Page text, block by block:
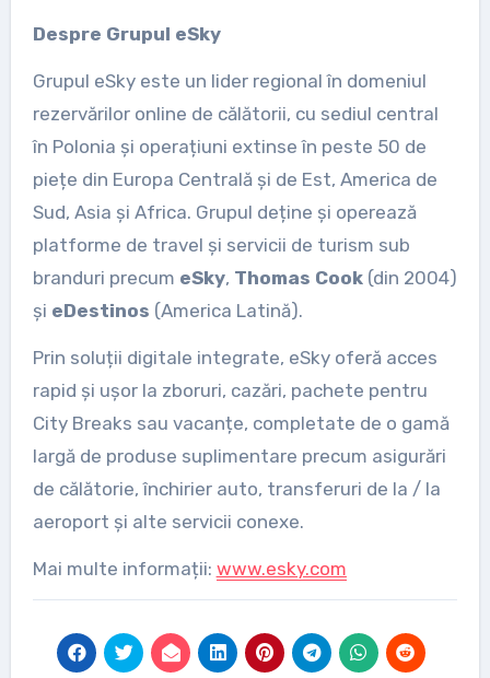
Despre Grupul eSky
Grupul eSky este un lider regional în domeniul
rezervărilor online de călătorii, cu sediul central
în Polonia și operațiuni extinse în peste 50 de
piețe din Europa Centrală și de Est, America de
Sud, Asia și Africa. Grupul deține și operează
platforme de travel și servicii de turism sub
branduri precum eSky, Thomas Cook(din 2004)
și eDestinos (America Latină).
Prin soluții digitale integrate, eSky oferă acces
rapid și ușor la zboruri, cazări, pachete pentru
City Breaks sau vacanțe, completate de o gamă
largă de produse suplimentare precum asigurări
de călătorie, închirier auto, transferuri de la / la
aeroport și alte servicii conexe.
Mai multe informații: www.esky.com